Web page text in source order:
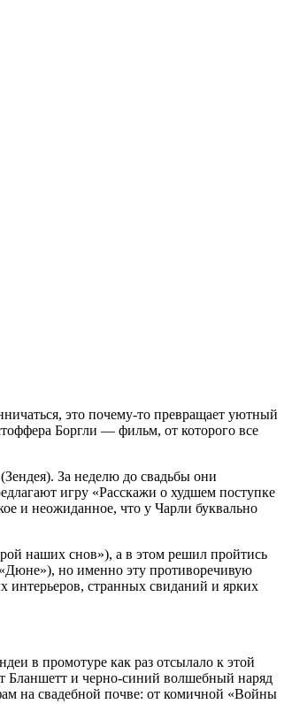
это почему-то превращает уютный
Боргли — фильм, от которого все
За неделю до свадьбы они
игру «Расскажи о худшем поступке
и неожиданное, что у Чарли буквально
наших снов»), а в этом решил пройтись
«Дюне»), но именно эту противоречивую
интерьеров, странных свиданий и ярких
в промотуре как раз отсылало к этой
Бланшетт и черно-синий волшебный наряд
на свадебной почве: от комичной «Войны